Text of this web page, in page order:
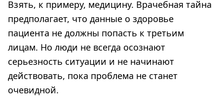
Взять, к примеру, медицину. Врачебная тайна
предполагает, что данные о здоровье
пациента не должны попасть к третьим
лицам. Но люди не всегда осознают
серьезность ситуации и не начинают
действовать, пока проблема не станет
очевидной.